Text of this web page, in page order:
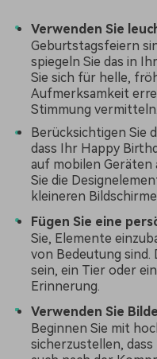
Verwenden Sie
Geburtstagsfeiern
spiegeln Sie das in
Sie sich für helle,
Aufmerksamkeit
Stimmung vermitteln.
Berücksichtigen Sie
dass Ihr Happy
auf mobilen Geräten
Sie die
kleineren
Fügen Sie eine
Sie, Elemente
von Bedeutung sind.
sein, ein Tier oder
Erinnerung.
Verwenden Sie
Beginnen Sie mit
sicherzustellen,